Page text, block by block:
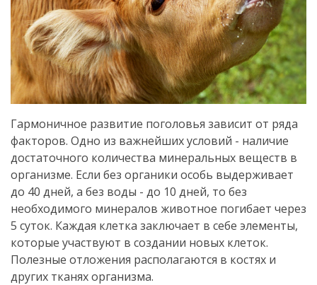
Гармоничное развитие поголовья зависит от ряда
факторов. Одно из важнейших условий - наличие
достаточного количества минеральных веществ в
организме. Если без органики особь выдерживает
до 40 дней, а без воды - до 10 дней, то без
необходимого минералов животное погибает через
5 суток. Каждая клетка заключает в себе элементы,
которые участвуют в создании новых клеток.
Полезные отложения располагаются в костях и
других тканях организма.